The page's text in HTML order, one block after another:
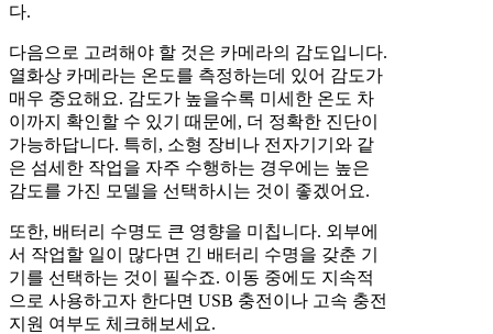
다.
다음으로 고려해야 할 것은 카메라의 감도입니다.
열화상 카메라는 온도를 측정하는데 있어 감도가
매우 중요해요. 감도가 높을수록 미세한 온도 차
이까지 확인할 수 있기 때문에, 더 정확한 진단이
가능하답니다. 특히, 소형 장비나 전자기기와 같
은 섬세한 작업을 자주 수행하는 경우에는 높은
감도를 가진 모델을 선택하시는 것이 좋겠어요.
또한, 배터리 수명도 큰 영향을 미칩니다. 외부에
서 작업할 일이 많다면 긴 배터리 수명을 갖춘 기
기를 선택하는 것이 필수죠. 이동 중에도 지속적
으로 사용하고자 한다면 USB 충전이나 고속 충전
지원 여부도 체크해보세요.